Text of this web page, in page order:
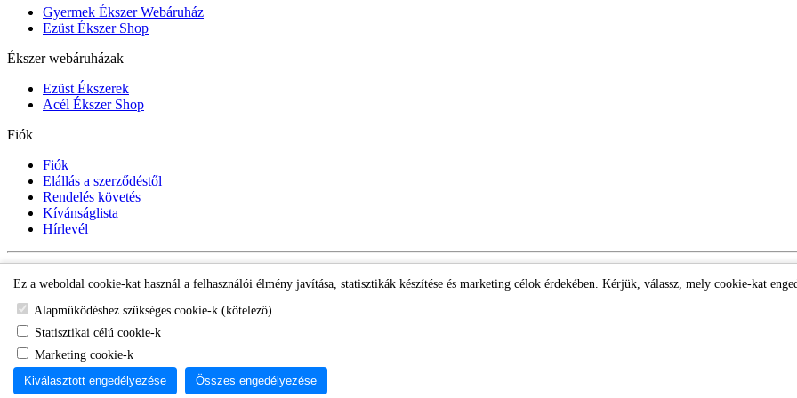
Gyermek Ékszer Webáruház
Ezüst Ékszer Shop
Ékszer webáruházak
Ezüst Ékszerek
Acél Ékszer Shop
Fiók
Fiók
Elállás a szerződéstől
Rendelés követés
Kívánságlista
Hírlevél
Ez a weboldal cookie-kat használ a felhasználói élmény javítása, statisztikák készítése és marketing célok érdekében. Kérjük, válassz, mely cookie-kat
Alapműködéshez szükséges cookie-k (kötelező)
Statisztikai célú cookie-k
Marketing cookie-k
Kiválasztott engedélyezése
Összes engedélyezése